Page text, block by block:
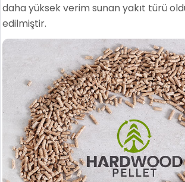
daha yüksek verim sunan yakıt türü
edilmiştir.